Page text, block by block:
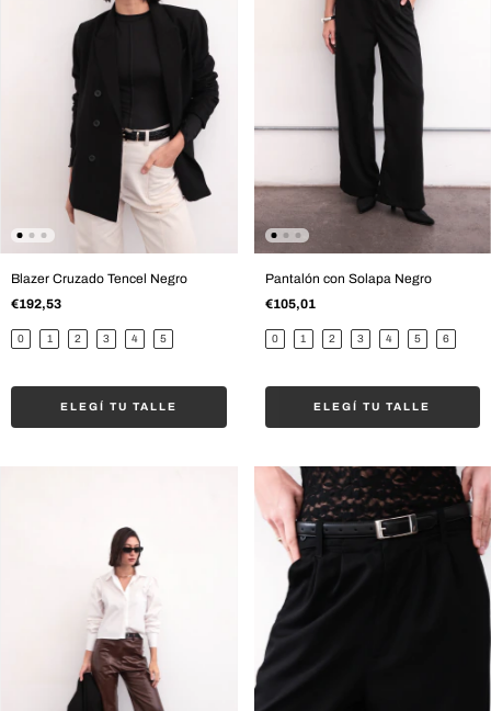
Blazer Cruzado Tencel Negro
€192,53
0 1 2 3 4 5
ELEGÍ TU TALLE
Pantalón con Solapa Negro
€105,01
0 1 2 3 4 5 6
ELEGÍ TU TALLE